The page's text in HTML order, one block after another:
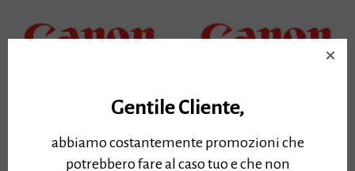
CARTA PHOTOSATIN
190gr 91.4x30mt
CARTA PHOTOGLOSS
260gr 1067x30mt
Gentile Cliente,
abbiamo costantemente promozioni che
potrebbero fare al caso tuo e che non